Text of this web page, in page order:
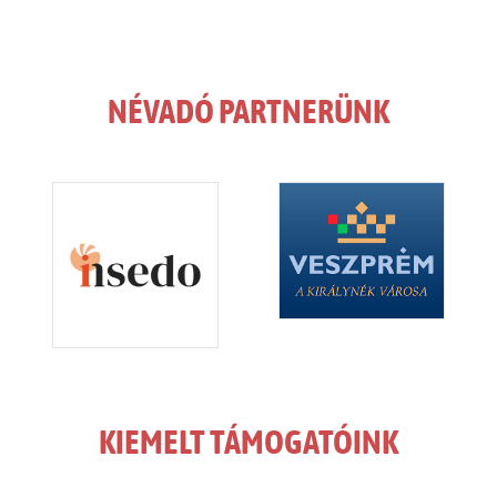
NÉVADÓ PARTNERÜNK
KIEMELT TÁMOGATÓINK